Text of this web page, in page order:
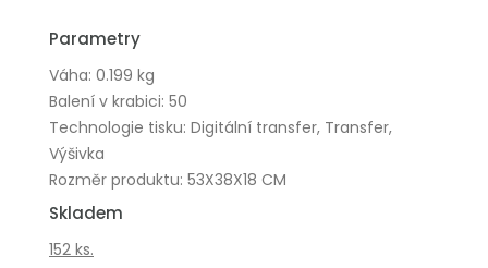
Parametry
Váha: 0.199 kg
Balení v krabici: 50
Technologie tisku: Digitální transfer, Transfer,
Výšivka
Rozměr produktu: 53X38X18 CM
Skladem
152 ks.